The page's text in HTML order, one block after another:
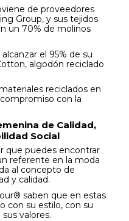
de proveedores
Group, y sus tejidos
un 70% de molinos
el 95% de su
algodón reciclado
reciclados en
con la
de Calidad,
Social
que puedes encontrar
referente en la moda
al concepto de
y calidad.
saben que en estas
con su estilo, con su
valores.